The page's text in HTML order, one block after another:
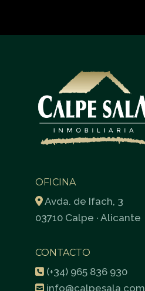
OFICINA
Avda. de Ifach, 3
03710 Calpe · Alicante
CONTACTO
(+34) 965 836 930
info@calpesala.com